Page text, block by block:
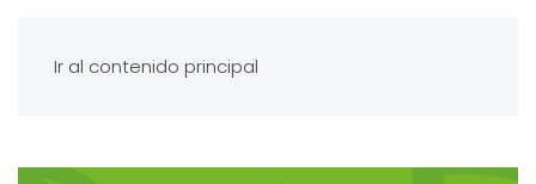
Ir al contenido principal